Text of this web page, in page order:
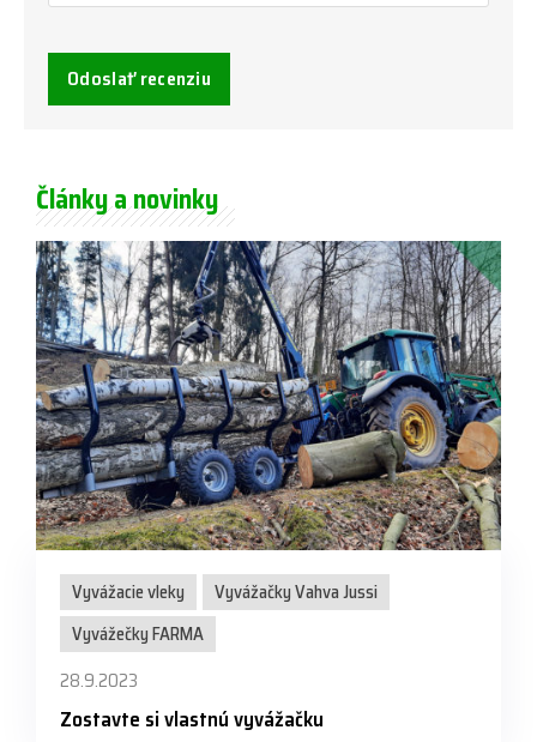
Odoslať recenziu
Články a novinky
Vyvážacie vleky
Vyvážačky Vahva Jussi
Vyvážečky FARMA
28.9.2023
Zostavte si vlastnú vyvážačku